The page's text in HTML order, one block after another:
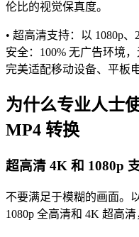
伦比的视觉保真度。
• 超高清支持：以 1080p
安全：100% 无广告环境
完美适配移动设备、平板
为什么专业人士
MP4 转换
超高清 4K 和 1080p
不要满足于模糊的画面。
1080p 全高清和 4K 超高